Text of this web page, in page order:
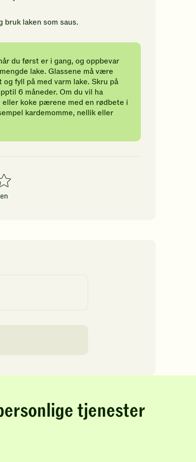
laken som saus.
du først er i gang, og oppbevar
lake. Glassene må være
fyll på med varm lake. Skru på
6 måneder. Om du vil ha
koke pærene med en rødbete i
kardemomme, nellik eller
stjerner
tjenester